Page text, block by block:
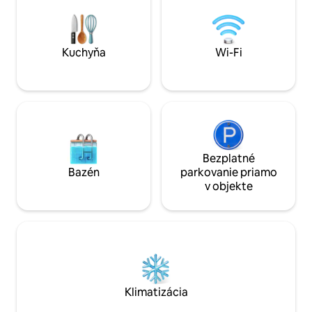
občianskej vybavenosti - golfové ihrisko
Uphall (par 69), obchody, kaviarne,
takeaways, supermarkety a útulné
veľkorysú vlastnú
sprchovacím
Hostia sú viac než
jedlo/takearies
Kuchyňa Wi-Fi
Bazén
Bezplatné
parkovanie priamo
v objekte
Klimatizácia